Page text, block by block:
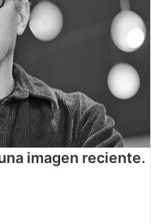
imagen reciente.